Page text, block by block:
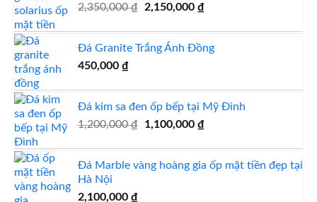
2,350,000₫
Giá
2,350,000 ₫.
2,150,000 ₫Giá
là:
Đá Granite Trắng Ánh Đồng
450,000 ₫
Đá kim sa đen ốp bếp tại Mỹ Đình
1,200,000₫
Giá
1,200,000 ₫.
1,100,000 ₫Giá
là:
Đá Marble vàng hoàng gia ốp mặt tiền đẹp tại
Hà Nội
2,100,000 ₫